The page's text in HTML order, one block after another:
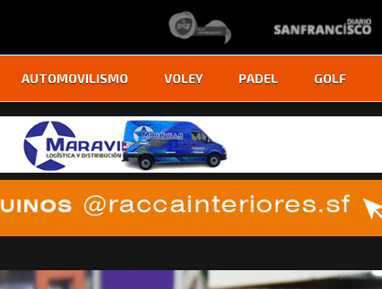
AUTOMOVILISMO VOLEY PADEL GOLF